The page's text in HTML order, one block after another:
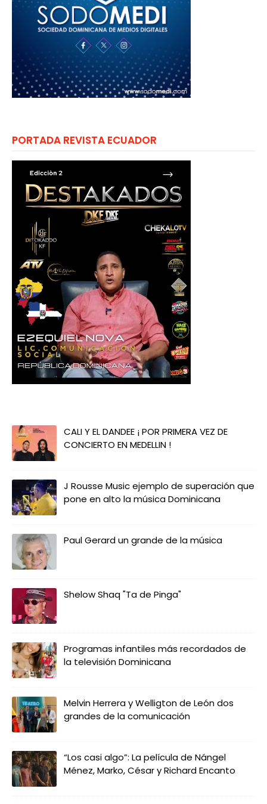
PORTADA REVISTA ECUADOR
CALI Y EL DANDEE ¡ POR PRIMERA VEZ DE
CONCIERTO EN MEDELLIN !
J Rousse Music ejemplo de superación que
pone en alto la música Dominicana
Paul Gerard un grande de la música
Shelow Shaq "Ta de Pinga"
Programas infantiles más recordados de
la televisión Dominicana
Melvin Herrera y Welligton de León dos
grandes de la comunicación
“Los casi algo”: La película de Nángel
Ménez, Marko, César y Richard Encanto